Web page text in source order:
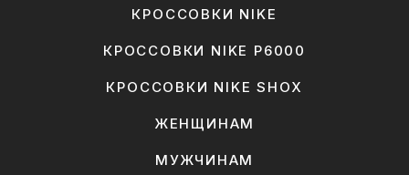
КРОССОВКИ NIKE
КРОССОВКИ NIKE P6000
КРОССОВКИ NIKE SHOX
ЖЕНЩИНАМ
МУЖЧИНАМ